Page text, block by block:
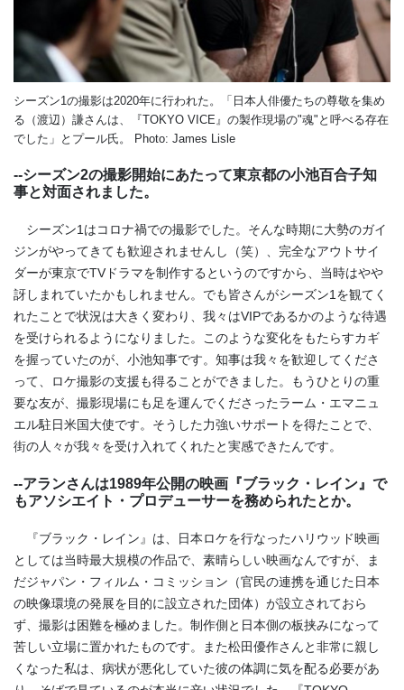
シーズン1の撮影は2020年に行われた。「日本人俳優たちの尊敬を集め
る（渡辺）謙さんは、『TOKYO VICE』の製作現場の"魂"と呼べる存在
でした」とプール氏。 Photo: James Lisle
--シーズン2の撮影開始にあたって東京都の小池百合子知
事と対面されました。
シーズン1はコロナ禍での撮影でした。そんな時期に大勢のガイ
ジンがやってきても歓迎されませんし（笑）、完全なアウトサイ
ダーが東京でTVドラマを制作するというのですから、当時はやや
訝しまれていたかもしれません。でも皆さんがシーズン1を観てく
れたことで状況は大きく変わり、我々はVIPであるかのような待遇
を受けられるようになりました。このような変化をもたらすカギ
を握っていたのが、小池知事です。知事は我々を歓迎してくださ
って、ロケ撮影の支援も得ることができました。もうひとりの重
要な友が、撮影現場にも足を運んでくださったラーム・エマニュ
エル駐日米国大使です。そうした力強いサポートを得たことで、
街の人々が我々を受け入れてくれたと実感できたんです。
--アランさんは1989年公開の映画『ブラック・レイン』で
もアソシエイト・プロデューサーを務められたとか。
『ブラック・レイン』は、日本ロケを行なったハリウッド映画
としては当時最大規模の作品で、素晴らしい映画なんですが、ま
だジャパン・フィルム・コミッション（官民の連携を通じた日本
の映像環境の発展を目的に設立された団体）が設立されておら
ず、撮影は困難を極めました。制作側と日本側の板挟みになって
苦しい立場に置かれたものです。また松田優作さんと非常に親し
くなった私は、病状が悪化していた彼の体調に気を配る必要があ